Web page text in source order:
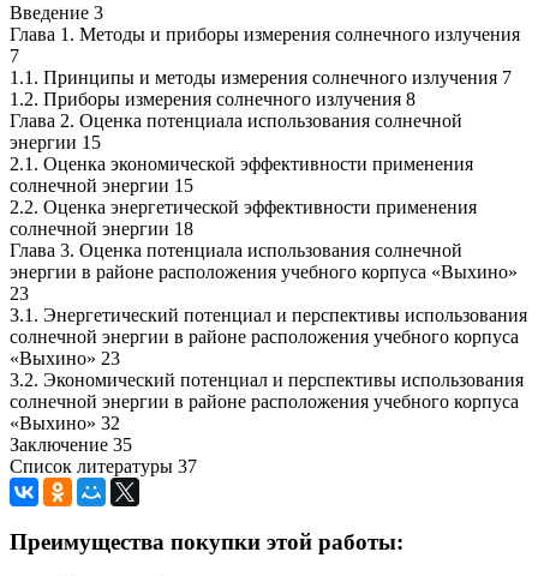
Введение 3
Глава 1. Методы и приборы измерения солнечного излучения
7
1.1. Принципы и методы измерения солнечного излучения 7
1.2. Приборы измерения солнечного излучения 8
Глава 2. Оценка потенциала использования солнечной
энергии 15
2.1. Оценка экономической эффективности применения
солнечной энергии 15
2.2. Оценка энергетической эффективности применения
солнечной энергии 18
Глава 3. Оценка потенциала использования солнечной
энергии в районе расположения учебного корпуса «Выхино»
23
3.1. Энергетический потенциал и перспективы использования
солнечной энергии в районе расположения учебного корпуса
«Выхино» 23
3.2. Экономический потенциал и перспективы использования
солнечной энергии в районе расположения учебного корпуса
«Выхино» 32
Заключение 35
Список литературы 37
Преимущества покупки этой работы: